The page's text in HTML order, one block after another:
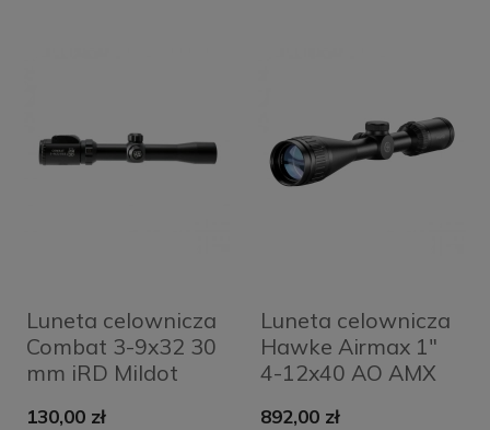
Luneta celownicza
Combat 3-9x32 30
mm iRD Mildot
130,00 zł
Luneta celownicza
Hawke Airmax 1"
4-12x40 AO AMX
892,00 zł